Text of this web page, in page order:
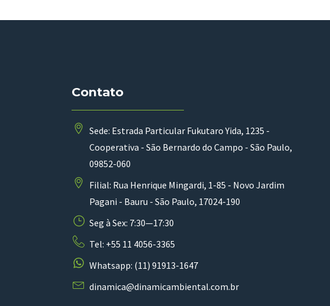
Contato
Sede: Estrada Particular Fukutaro Yida, 1235 -
Cooperativa - São Bernardo do Campo - São Paulo,
09852-060
Filial: Rua Henrique Mingardi, 1-85 - Novo Jardim
Pagani - Bauru - São Paulo, 17024-190
Seg à Sex: 7:30—17:30
Tel: +55 11 4056-3365
Whatsapp: (11) 91913-1647
dinamica@dinamicambiental.com.br